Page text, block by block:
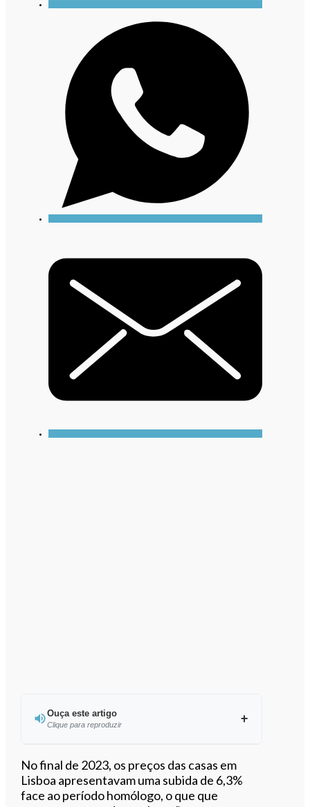
Ouça este artigo
Clique para reproduzir
Ouvir este artigo
No final de 2023, os preços das casas em
Lisboa apresentavam uma subida de 6,3%
face ao período homólogo, o que que